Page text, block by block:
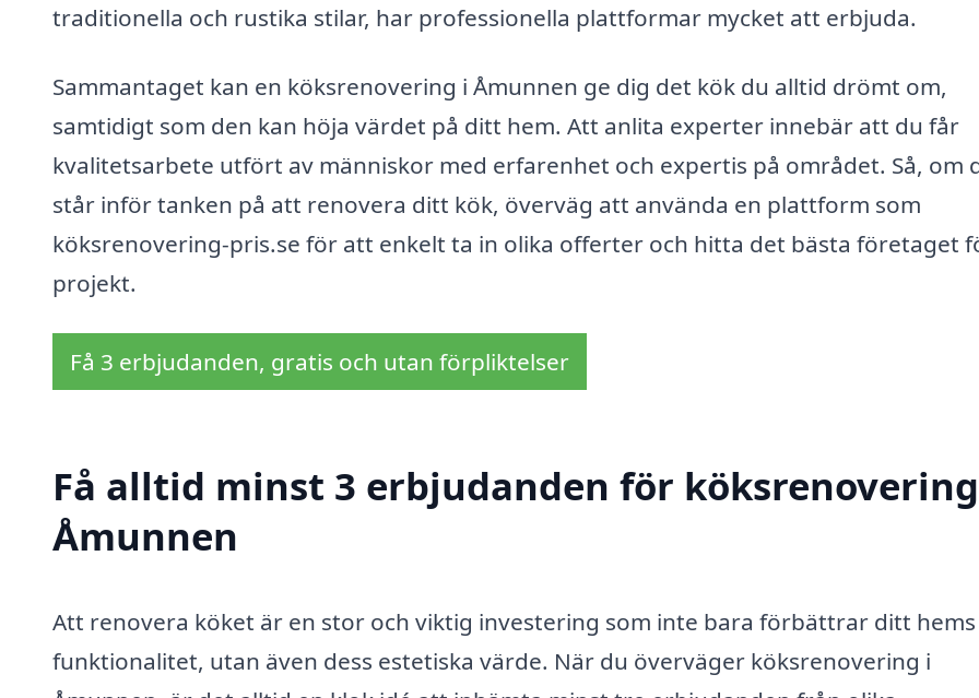
traditionella och rustika stilar, har professionella plattformar mycket att erbjuda.
Sammantaget kan en köksrenovering i Åmunnen ge dig det kök du alltid drömt om,
samtidigt som den kan höja värdet på ditt hem. Att anlita experter innebär att du får
kvalitetsarbete utfört av människor med erfarenhet och expertis på området. Så, om
står inför tanken på att renovera ditt kök, överväg att använda en plattform som
köksrenovering-pris.se för att enkelt ta in olika offerter och hitta det bästa företaget
projekt.
Få 3 erbjudanden, gratis och utan förpliktelser
Få alltid minst 3 erbjudanden för
Åmunnen
Att renovera köket är en stor och viktig investering som inte bara förbättrar ditt hems
funktionalitet, utan även dess estetiska värde. När du överväger köksrenovering i